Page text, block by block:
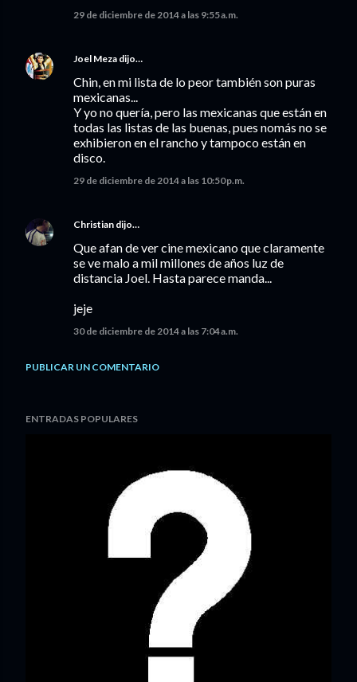
29 de diciembre de 2014 a las 9:55 a.m.
Joel Meza dijo…
Chin, en mi lista de lo peor también son puras
mexicanas...
Y yo no quería, pero las mexicanas que están en
todas las listas de las buenas, pues nomás no se
exhibieron en el rancho y tampoco están en
disco.
29 de diciembre de 2014 a las 10:50 p.m.
Christian dijo…
Que afan de ver cine mexicano que claramente
se ve malo a mil millones de años luz de
distancia Joel. Hasta parece manda...
jeje
30 de diciembre de 2014 a las 7:04 a.m.
PUBLICAR UN COMENTARIO
ENTRADAS POPULARES